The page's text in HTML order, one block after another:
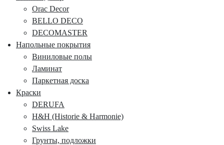
Orac Decor
BELLO DECO
DECOMASTER
Напольные покрытия
Виниловые полы
Ламинат
Паркетная доска
Краски
DERUFA
H&H (Historie & Harmonie)
Swiss Lake
Грунты, подложки